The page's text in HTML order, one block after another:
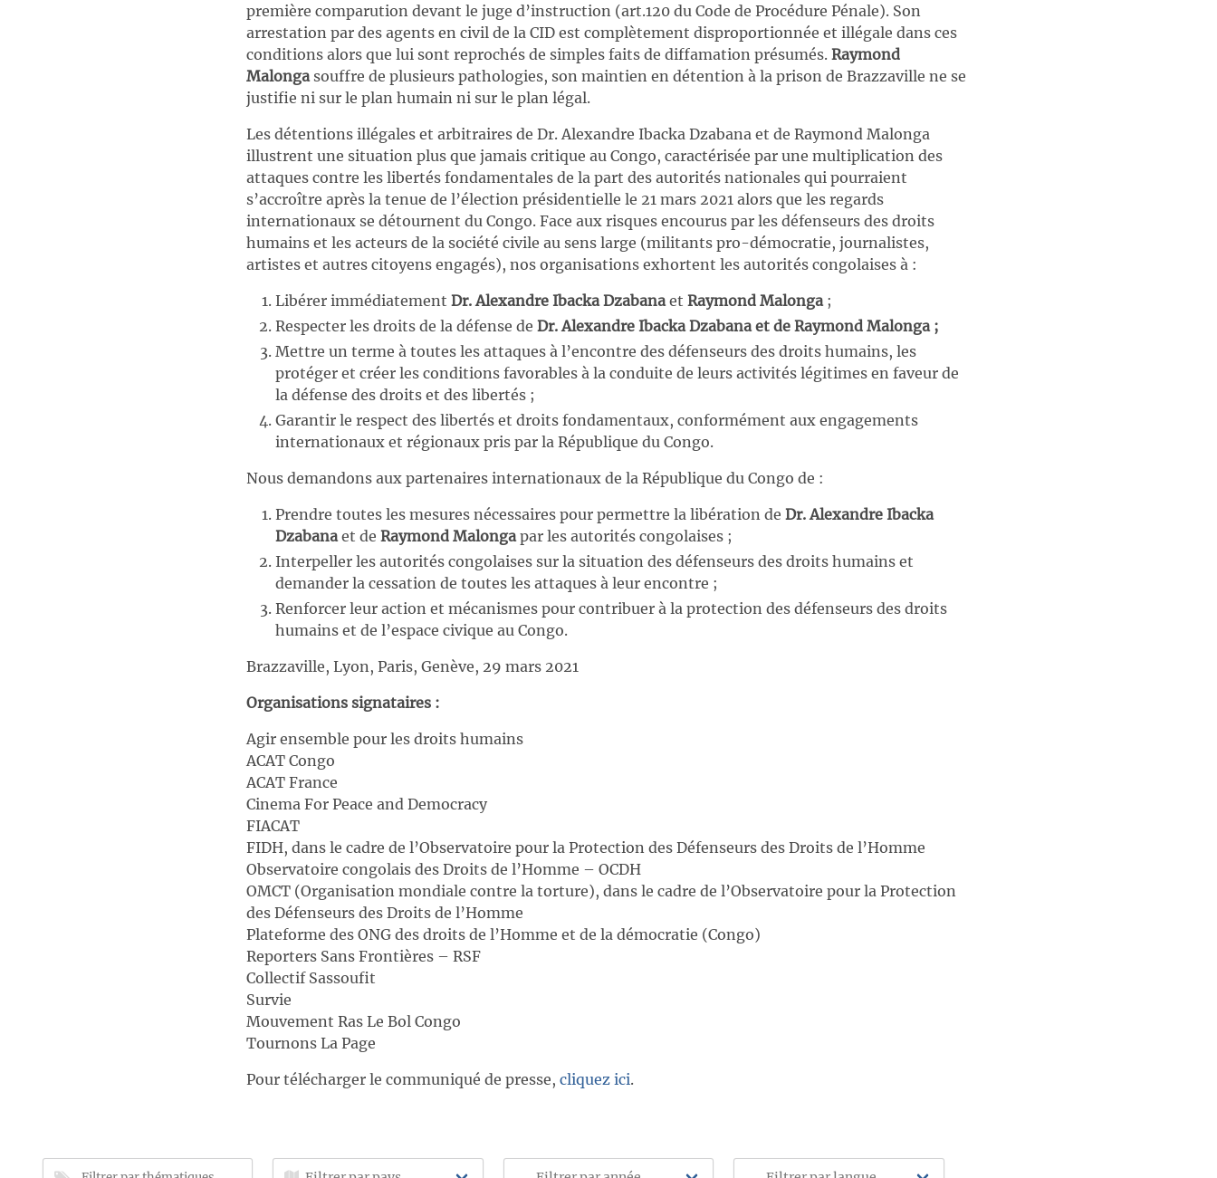
première comparution devant le juge d’instruction (art.120 du Code de Procédure Pénale). Son
arrestation par des agents en civil de la CID est complètement disproportionnée et illégale dans ces
conditions alors que lui sont reprochés de simples faits de diffamation présumés. Raymond
Malongasouffre de plusieurs pathologies, son maintien en détention à la prison de Brazzaville ne se
justifie ni sur le plan humain ni sur le plan légal.
Les détentions illégales et arbitraires de Dr. Alexandre Ibacka Dzabana et de Raymond Malonga
illustrent une situation plus que jamais critique au Congo, caractérisée par une multiplication des
attaques contre les libertés fondamentales de la part des autorités nationales qui pourraient
s’accroître après la tenue de l’élection présidentielle le 21 mars 2021 alors que les regards
internationaux se détournent du Congo. Face aux risques encourus par les défenseurs des droits
humains et les acteurs de la société civile au sens large (militants pro-démocratie, journalistes,
artistes et autres citoyens engagés), nos organisations exhortent les autorités congolaises à :
Libérer immédiatement Dr. Alexandre Ibacka Dzabanaet Raymond Malonga ;
Respecter les droits de la défense de Dr. Alexandre Ibacka Dzabana et de Raymond Malonga ;
Mettre un terme à toutes les attaques à l’encontre des défenseurs des droits humains, les
protéger et créer les conditions favorables à la conduite de leurs activités légitimes en faveur de
la défense des droits et des libertés ;
Garantir le respect des libertés et droits fondamentaux, conformément aux engagements
internationaux et régionaux pris par la République du Congo.
Nous demandons aux partenaires internationaux de la République du Congo de :
Prendre toutes les mesures nécessaires pour permettre la libération de Dr. Alexandre Ibacka
Dzabanaet de Raymond Malongapar les autorités congolaises ;
Interpeller les autorités congolaises sur la situation des défenseurs des droits humains et
demander la cessation de toutes les attaques à leur encontre ;
Renforcer leur action et mécanismes pour contribuer à la protection des défenseurs des droits
humains et de l’espace civique au Congo.
Brazzaville, Lyon, Paris, Genève, 29 mars 2021
Organisations signataires :
Agir ensemble pour les droits humains
ACAT Congo
ACAT France
Cinema For Peace and Democracy
FIACAT
FIDH, dans le cadre de l’Observatoire pour la Protection des Défenseurs des Droits de l’Homme
Observatoire congolais des Droits de l’Homme – OCDH
OMCT (Organisation mondiale contre la torture), dans le cadre de l’Observatoire pour la Protection
des Défenseurs des Droits de l’Homme
Plateforme des ONG des droits de l’Homme et de la démocratie (Congo)
Reporters Sans Frontières – RSF
Collectif Sassoufit
Survie
Mouvement Ras Le Bol Congo
Tournons La Page
Pour télécharger le communiqué de presse, cliquez ici.